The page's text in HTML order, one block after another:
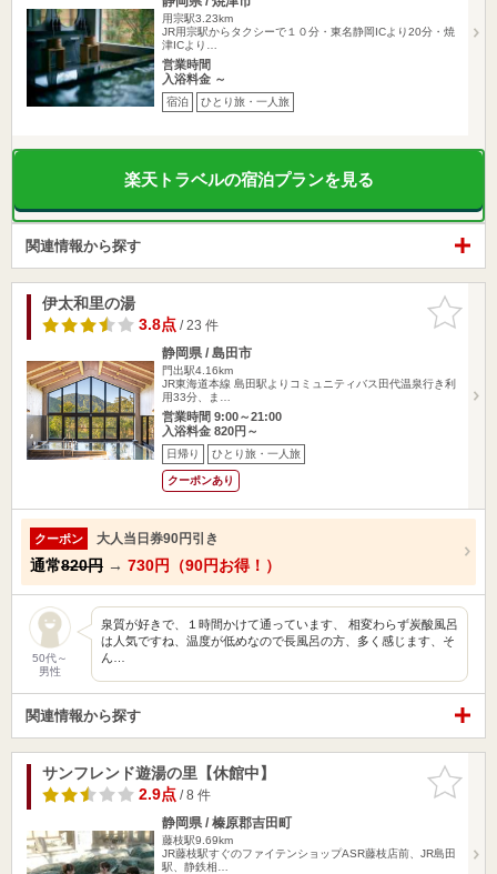
用宗駅3.23km
JR用宗駅からタクシーで１０分・東名静岡ICより20分・焼
津ICより…
営業時間
入浴料金 ～
宿泊 ひとり旅・一人旅
楽天トラベルの宿泊プランを見る
関連情報から探す
お気に入
りに追加
伊太和里の湯
3.8点/ 23 件
静岡県 / 島田市
門出駅4.16km
JR東海道本線 島田駅よりコミュニティバス田代温泉行き利
用33分、ま…
営業時間 9:00～21:00
入浴料金 820円～
日帰り ひとり旅・一人旅
クーポンあり
クーポン 大人当日券90円引き
通常820円 → 730円（90円お得！）
50代～
男性
泉質が好きで、１時間かけて通っています、 相変わらず炭酸風呂
は人気ですね、温度が低めなので長風呂の方、多く感じます、そ
ん…
関連情報から探す
お気に入
りに追加
サンフレンド遊湯の里【休館中】
2.9点/ 8 件
静岡県 / 榛原郡吉田町
藤枝駅9.69km
JR藤枝駅すぐのファイテンショップASR藤枝店前、JR島田
駅、静鉄相…